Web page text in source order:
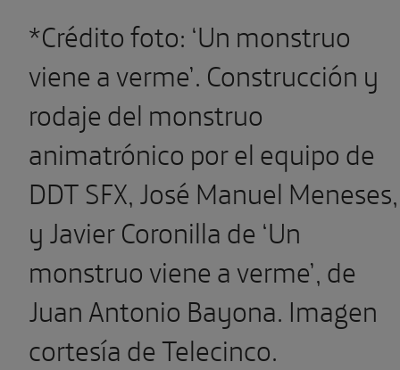
*Crédito foto: ‘Un monstruo
viene a verme’. Construcción y
rodaje del monstruo
animatrónico por el equipo de
DDT SFX, José Manuel Meneses,
y Javier Coronilla de ‘Un
monstruo viene a verme’, de
Juan Antonio Bayona. Imagen
cortesía de Telecinco.